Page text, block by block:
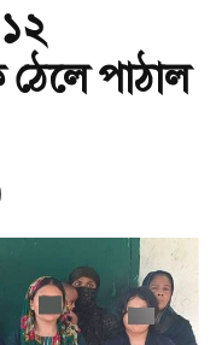
পাঠাল